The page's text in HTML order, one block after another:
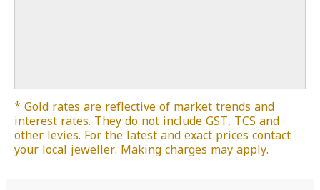
* Gold rates are reflective of market trends and
interest rates. They do not include GST, TCS and
other levies. For the latest and exact prices contact
your local jeweller. Making charges may apply.